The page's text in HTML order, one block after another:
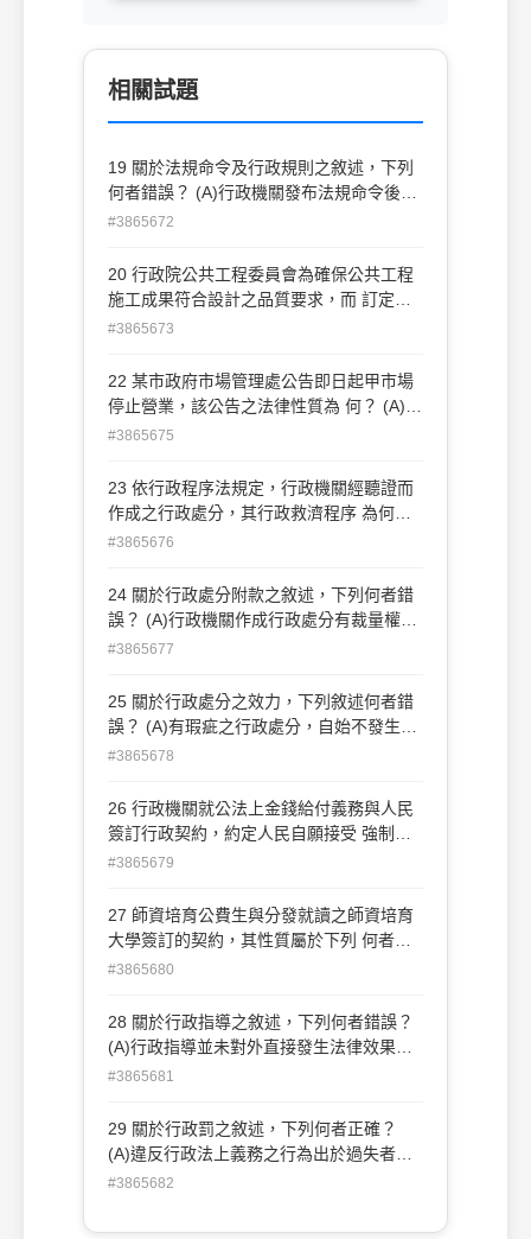
相關試題
19 關於法規命令及行政規則之敘述，下列
何者錯誤？ (A)行政機關發布法規命令後，
應送立法院審查 (B)行政機關廢止行政規則
(C)行政機關訂頒解釋性行政規則時，得以
登載於行政機關網站之方式，替 代登載於
受平等對待
#3865672
20 行政院公共工程委員會為確保公共工程
施工成果符合設計之品質要求，而 訂定之
「公共工程施工品質管理作業要點」，其性
(C)自治條例 (D)行政處分
#3865673
22 某市政府市場管理處公告即日起甲市場
停止營業，該公告之法律性質為 何？ (A)一
般處分 (B)行政規則 (C)事實行為 (D)行政
#3865675
23 依行政程序法規定，行政機關經聽證而
作成之行政處分，其行政救濟程序 為何？
(A)僅得免除訴願之先行程序 (B)得選擇免除
起行政救濟
#3865676
24 關於行政處分附款之敘述，下列何者錯
誤？ (A)行政機關作成行政處分有裁量權
時，始得為附款 (B)附款內容必須與行政處
不得違背行政處分之目的 (D)保留行政處分
之廢止權係附款之類型
#3865677
25 關於行政處分之效力，下列敘述何者錯
誤？ (A)有瑕疵之行政處分，自始不發生效
力 (B)書面之行政處分自送達相對人及已知
政處分於行政機關用適當方法使相對人及已
知之利害關 係人知悉行政處分之內容時，
#3865678
26 行政機關就公法上金錢給付義務與人民
簽訂行政契約，約定人民自願接受 強制執
行，如人民不為給付時，該行政機關應如何
就義務人之財產執行之 (B)由該行政機關依
間接強制或直接強制方法執行之 (C)聲請地
#3865679
27 師資培育公費生與分發就讀之師資培育
大學簽訂的契約，其性質屬於下列 何者？
(A)公法與私法混合型契約 (B)行政上之和解
傭契約
#3865680
28 關於行政指導之敘述，下列何者錯誤？
(A)行政指導並未對外直接發生法律效果，
屬於行政事實行為 (B)行政指導本身亦屬公
相對人對行政指導明確拒絕時，行政機關應
即停止 (D)行政指導因欠缺法律效力，無適
#3865681
29 關於行政罰之敘述，下列何者正確？
(A)違反行政法上義務之行為出於過失者之
處罰，以有特別規定者為限 (B)一行為違反
管轄權者，由法 定罰鍰額最高之主管機關
#3865682